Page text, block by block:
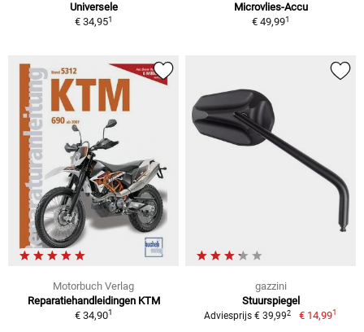
Universele
€ 34,951
Microvlies-Accu
€ 49,991
Motorbuch Verlag
Reparatiehandleidingen KTM
€ 34,901
gazzini
Stuurspiegel
Adviesprijs € 39,992 € 14,991